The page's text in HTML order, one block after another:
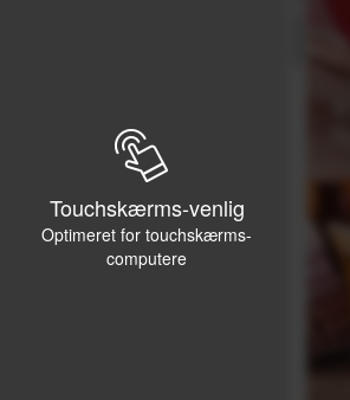
Touchskærms-venlig
Optimeret for touchskærms-
computere